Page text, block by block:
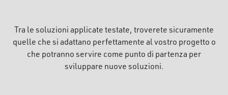
Tra le soluzioni applicate testate, troverete sicuramente
quelle che si adattano perfettamente al vostro progetto o
che potranno servire come punto di partenza per
sviluppare nuove soluzioni.